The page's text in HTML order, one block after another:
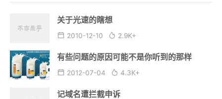
关于光速的瞎想
2010-12-10 2.9K+
有些问题的原因可能不是你听到的那样
2012-07-04 4.3K+
记域名遭拦截申诉